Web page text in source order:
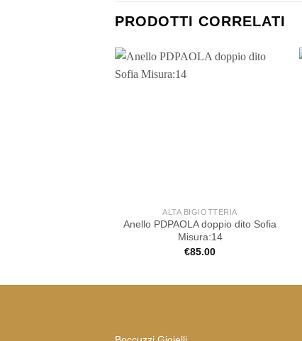
PRODOTTI CORRELATI
ALTA BIGIOTTERIA
Anello PDPAOLA doppio dito Sofia
Misura:14
€85.00